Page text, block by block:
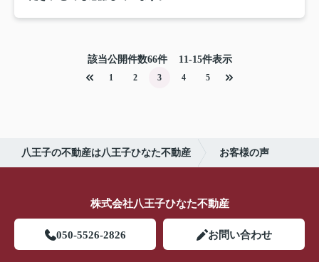
該当公開件数66件11-15件表示
1 2 3 4 5
八王子の不動産は八王子ひなた不動産 お客様の声
株式会社八王子ひなた不動産
050-5526-2826 お問い合わせ